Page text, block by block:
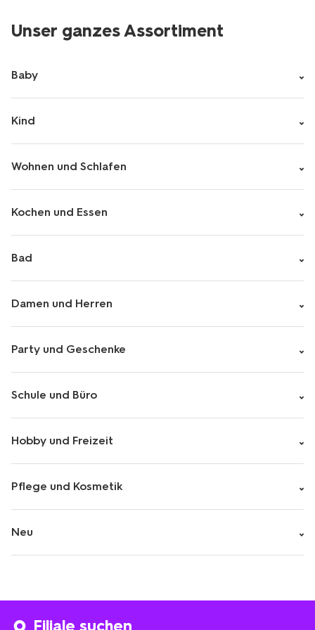
Unser ganzes Assortiment
Baby
Kind
Wohnen und Schlafen
Kochen und Essen
Bad
Damen und Herren
Party und Geschenke
Schule und Büro
Hobby und Freizeit
Pflege und Kosmetik
Neu
Filiale suchen